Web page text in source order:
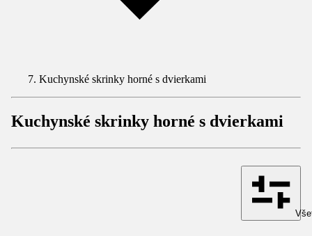
Kuchynské skrinky horné s dvierkami
Kuchynské skrinky horné s dvierkami